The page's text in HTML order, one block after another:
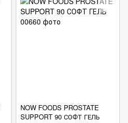
NOW FOODS PROSTATE
SUPPORT 90 СОФТ ГЕЛЬ